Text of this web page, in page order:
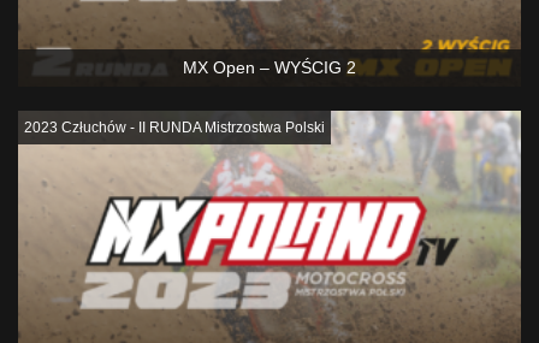
MX Open – WYŚCIG 2
2023 Człuchów - II RUNDA Mistrzostwa Polski